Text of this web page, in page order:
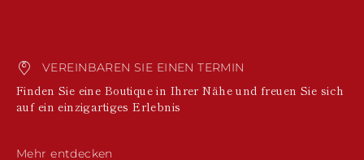
VEREINBAREN SIE EINEN TERMIN
Finden Sie eine Boutique in Ihrer Nähe und freuen Sie sich
auf ein einzigartiges Erlebnis
Mehr entdecken